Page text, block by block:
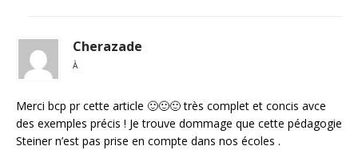
Cherazade
À
Merci bcp pr cette article 🙂🙂🙂 très complet et concis avce
des exemples précis ! Je trouve dommage que cette pédagogie
Steiner n’est pas prise en compte dans nos écoles .